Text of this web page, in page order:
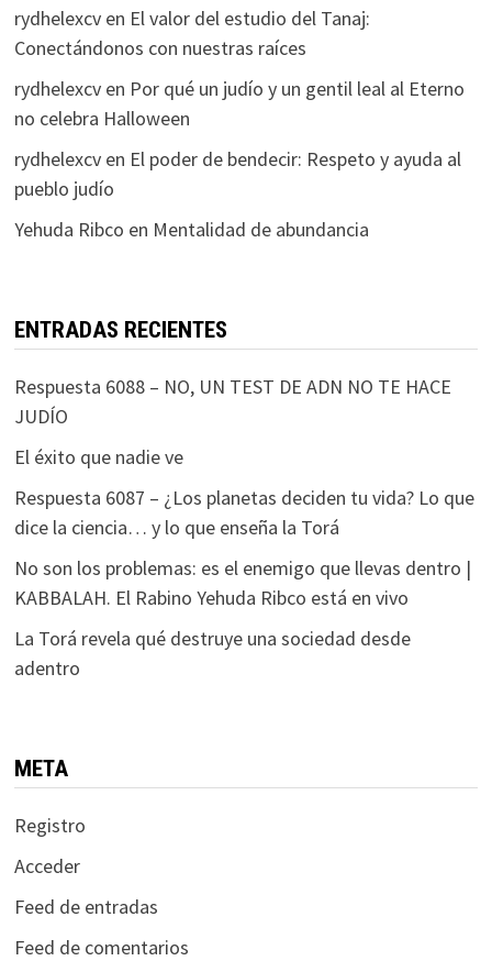
rydhelexcven El valor del estudio del Tanaj:
Conectándonos con nuestras raíces
rydhelexcven Por qué un judío y un gentil leal al Eterno
no celebra Halloween
rydhelexcven El poder de bendecir: Respeto y ayuda al
pueblo judío
Yehuda Ribco en Mentalidad de abundancia
ENTRADAS RECIENTES
Respuesta 6088 – NO, UN TEST DE ADN NO TE HACE
JUDÍO
El éxito que nadie ve
Respuesta 6087 – ¿Los planetas deciden tu vida? Lo que
dice la ciencia… y lo que enseña la Torá
No son los problemas: es el enemigo que llevas dentro |
KABBALAH. El Rabino Yehuda Ribco está en vivo
La Torá revela qué destruye una sociedad desde
adentro
META
Registro
Acceder
Feed de entradas
Feed de comentarios